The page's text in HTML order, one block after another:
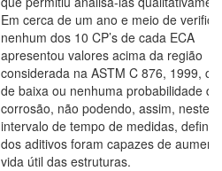
Em cerca de um ano e meio de
nenhum dos 10 CP’s de cada ECA
apresentou valores acima da região
considerada na ASTM C 876, 1999,
de baixa ou nenhuma probabilidade de
corrosão, não podendo, assim, neste
intervalo de tempo de medidas, definir
dos aditivos foram capazes de
vida útil das estruturas.